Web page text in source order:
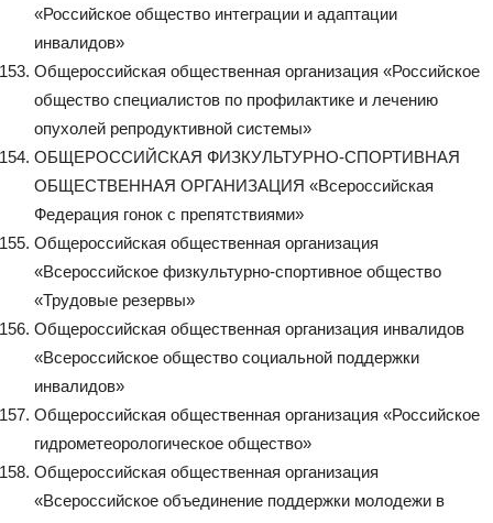
«Российское общество интеграции и адаптации
инвалидов»
Общероссийская общественная организация «Российское
общество специалистов по профилактике и лечению
опухолей репродуктивной системы»
ОБЩЕРОССИЙСКАЯ ФИЗКУЛЬТУРНО-СПОРТИВНАЯ
ОБЩЕСТВЕННАЯ ОРГАНИЗАЦИЯ «Всероссийская
Федерация гонок с препятствиями»
Общероссийская общественная организация
«Всероссийское физкультурно-спортивное общество
«Трудовые резервы»
Общероссийская общественная организация инвалидов
«Всероссийское общество социальной поддержки
инвалидов»
Общероссийская общественная организация «Российское
гидрометеорологическое общество»
Общероссийская общественная организация
«Всероссийское объединение поддержки молодежи в